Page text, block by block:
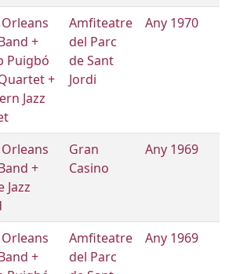
+
Puigbó
+
Jazz
Amfiteatre
del Parc
de Sant
Jordi
Any 1970
+
Jazz
Gran
Casino
Any 1969
+
Amfiteatre
del Parc
Any 1969